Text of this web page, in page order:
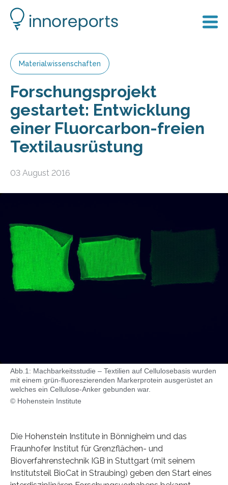
Materialwissenschaften
Forschungsprojekt
gestartet: Entwicklung
einer Fluorcarbon-freien
Textilausrüstung
03 August 2016
Abb.1: Machbarkeitsstudie – Textilien auf Cellulosebasis wurden
mit einem grün-fluoreszierenden Markerprotein ausgerüstet an
welches ein Cellulose-Anker gebunden war.
© Hohenstein Institute
Die Hohenstein Institute in Bönnigheim und das
Fraunhofer Institut für Grenzflächen- und
Bioverfahrenstechnik IGB in Stuttgart (mit seinem
Institutsteil BioCat in Straubing) geben den Start eines